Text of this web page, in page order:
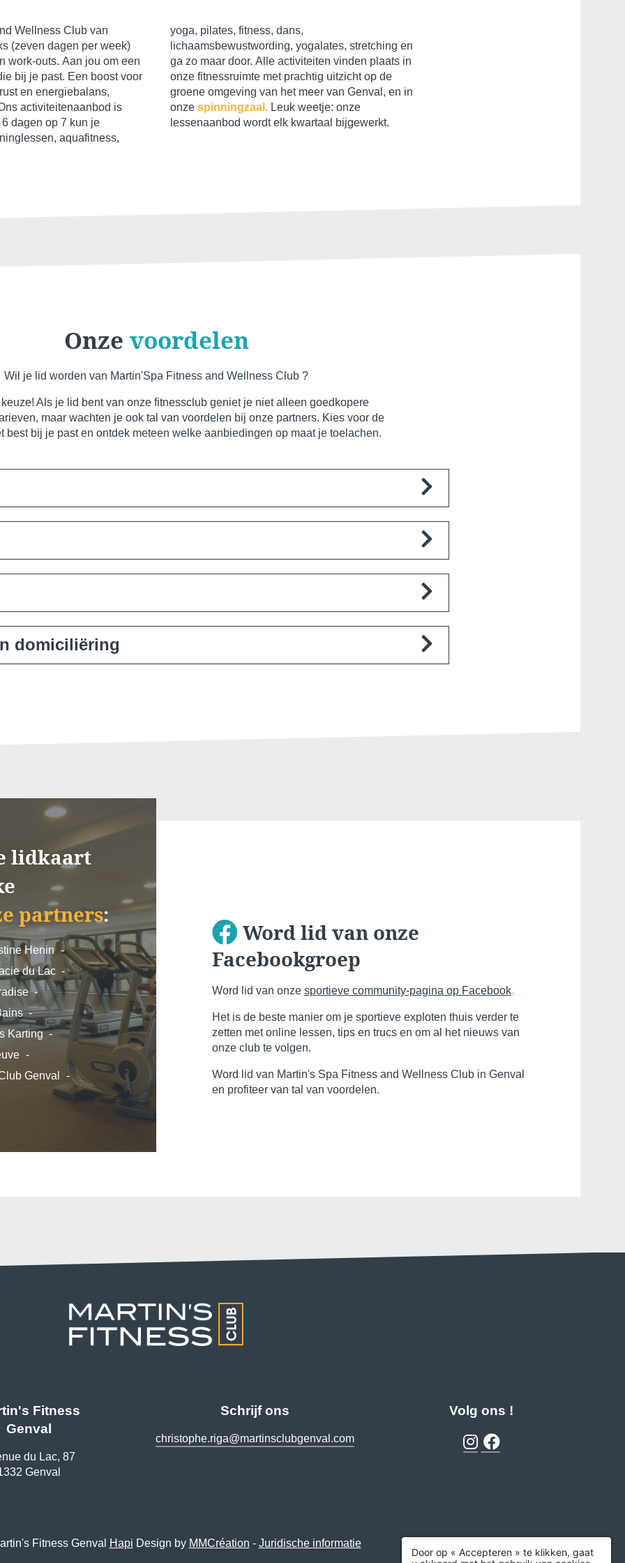
Wellness Club van
(zeven dagen per week)
work-outs. Aan jou om een
bij je past. Een boost voor
en energiebalans,
activiteitenaanbod is
dagen op 7 kun je
aquafitness,
fitness, dans,
yogalates, stretching en
activiteiten vinden plaats in
prachtig uitzicht op de
meer van Genval, en in
onze spinningzaal. Leuk weetje: onze
lessenaanbod wordt elk kwartaal bijgewerkt.
Onze voordelen
Wil je lid worden van Martin'Spa Fitness and Wellness Club ?
Als je lid bent van onze fitnessclub geniet je niet alleen goedkopere
maar wachten je ook tal van voordelen bij onze partners. Kies voor de
best bij je past en ontdek meteen welke aanbiedingen op maat je toelachen.
geniet van speciale voorwaarden voor je kleine stam.
waarom betalen voor een fitness lidmaatschap als je er niet bent? Onze formule
frequente reizigers.
voor abonnementen die per automatische incasso worden betaald.
wat bij te trainen in onze fitnessruimte of te genieten van onze thermale baden? Dan
gebruikmaken buiten de tijden van je abonnement.
domiciliëring
lidkaart
partners:
Henin
du Lac
Karting
Genval
Word lid van onze
Facebookgroep
Word lid van onze sportieve community-pagina op Facebook.
Het is de beste manier om je sportieve exploten thuis verder te
zetten met online lessen, tips en trucs en om al het nieuws van
onze club te volgen.
Word lid van Martin's Spa Fitness and Wellness Club in Genval
en profiteer van tal van voordelen.
Fitness
Genval
du Lac, 87
Genval
Schrijf ons
christophe.riga@martinsclubgenval.com
Volg ons !
Fitness Genval Hapi Design by MMCréation - Juridische informatie
Beleefdheid :
Door op « Accepteren » te klikken, gaat